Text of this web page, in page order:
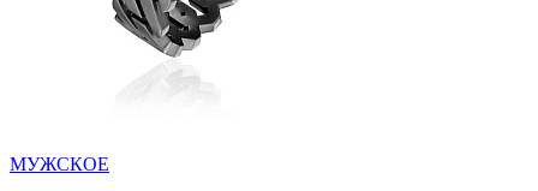
МУЖСКОЕ